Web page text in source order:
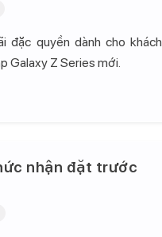
đặc quyền dành cho khách
Galaxy Z Series mới.
nhận đặt trước